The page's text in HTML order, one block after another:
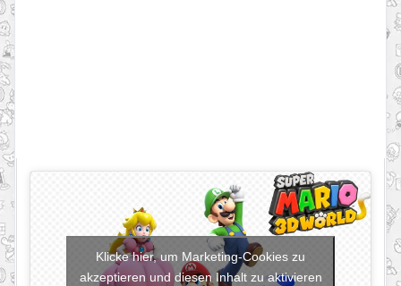
Klicke hier, um Marketing-Cookies zu
akzeptieren und diesen Inhalt zu aktivieren